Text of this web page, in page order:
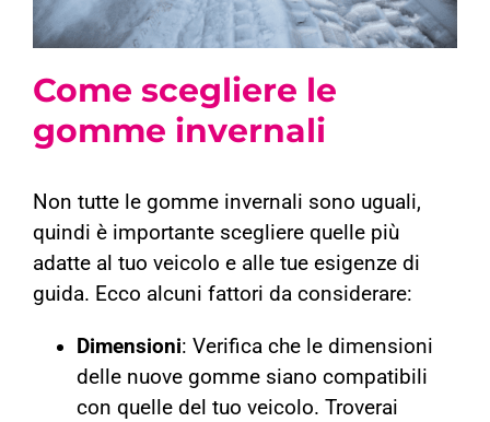
Come scegliere le
gomme invernali
Non tutte le gomme invernali sono uguali,
quindi è importante scegliere quelle più
adatte al tuo veicolo e alle tue esigenze di
guida. Ecco alcuni fattori da considerare:
Dimensioni: Verifica che le dimensioni
delle nuove gomme siano compatibili
con quelle del tuo veicolo. Troverai